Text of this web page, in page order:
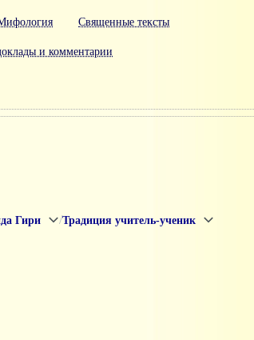
Священные тексты
и комментарии
Гири /Традиция учитель-ученик